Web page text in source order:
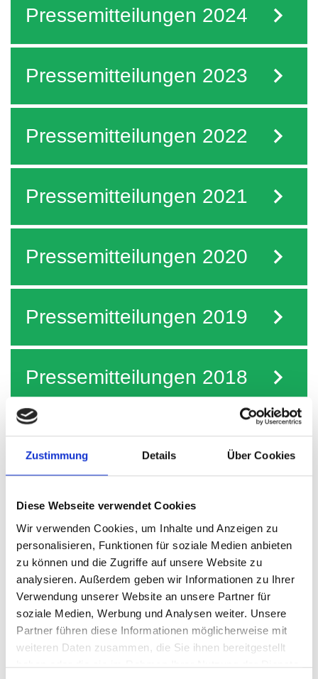
Zustimmung Details Über Cookies
Diese Webseite verwendet Cookies
Wir verwenden Cookies, um Inhalte und Anzeigen zu
personalisieren, Funktionen für soziale Medien anbieten
zu können und die Zugriffe auf unsere Website zu
analysieren. Außerdem geben wir Informationen zu Ihrer
Verwendung unserer Website an unsere Partner für
soziale Medien, Werbung und Analysen weiter. Unsere
Partner führen diese Informationen möglicherweise mit
weiteren Daten zusammen, die Sie ihnen bereitgestellt
haben oder die sie im Rahmen Ihrer Nutzung der Dienste
Pressemitteilungen 2024
Pressemitteilungen 2023
Pressemitteilungen 2022
Pressemitteilungen 2021
Pressemitteilungen 2020
Pressemitteilungen 2019
Pressemitteilungen 2018
Pressemitteilungen 2017
Pressemitteilungen 2016
Pressemitteilungen 2015
Pressemitteilungen 2014